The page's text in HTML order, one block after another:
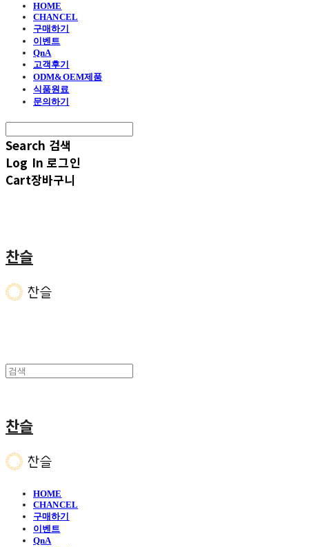
HOME
CHANCEL
구매하기
이벤트
QnA
고객후기
ODM&OEM제품
식품원료
문의하기
Search 검색
Log In 로그인
Cart장바구니
찬슬
찬슬
HOME
CHANCEL
구매하기
이벤트
QnA